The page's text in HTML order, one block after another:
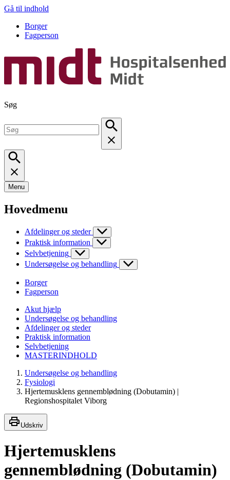
Gå til indhold
Borger
Fagperson
Søg
Menu
Hovedmenu
Afdelinger og steder
Praktisk information
Selvbetjening
Undersøgelse og behandling
Borger
Fagperson
Akut hjælp
Undersøgelse og behandling
Afdelinger og steder
Praktisk information
Selvbetjening
MASTERINDHOLD
Undersøgelse og behandling
Fysiologi
Hjertemusklens gennemblødning (Dobutamin) |
Regionshospitalet Viborg
Udskriv
Hjertemusklens
gennemblødning (Dobutamin)